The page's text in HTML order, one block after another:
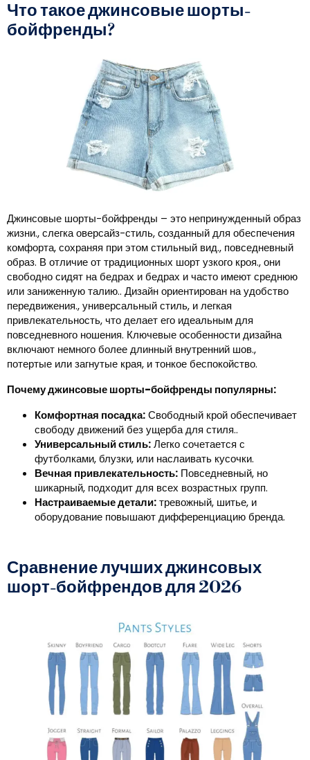
Что такое джинсовые шорты-
бойфренды?
Джинсовые шорты-бойфренды – это непринужденный образ
жизни., слегка оверсайз-стиль, созданный для обеспечения
комфорта, сохраняя при этом стильный вид., повседневный
образ. В отличие от традиционных шорт узкого кроя., они
свободно сидят на бедрах и бедрах и часто имеют среднюю
или заниженную талию.. Дизайн ориентирован на удобство
передвижения., универсальный стиль, и легкая
привлекательность, что делает его идеальным для
повседневного ношения. Ключевые особенности дизайна
включают немного более длинный внутренний шов.,
потертые или загнутые края, и тонкое беспокойство.
Почему джинсовые шорты-бойфренды популярны:
Комфортная посадка:Свободный крой обеспечивает
свободу движений без ущерба для стиля..
Универсальный стиль:Легко сочетается с
футболками, блузки, или наслаивать кусочки.
Вечная привлекательность: Повседневный, но
шикарный, подходит для всех возрастных групп.
Настраиваемые детали:тревожный, шитье, и
оборудование повышают дифференциацию бренда.
Сравнение лучших джинсовых
шорт-бойфрендов для 2026